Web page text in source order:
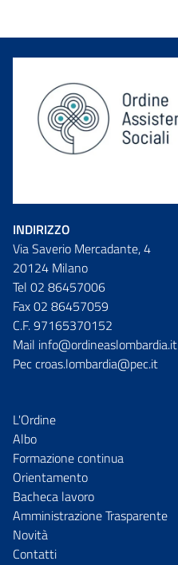
INDIRIZZO
Via Saverio Mercadante, 4
20124 Milano
Tel 02 86457006
Fax 02 86457059
C.F. 97165370152
Mail info@ordineaslombardia.it
Pec croas.lombardia@pec.it
L'Ordine
Albo
Formazione continua
Orientamento
Bacheca lavoro
Amministrazione Trasparente
Novità
Contatti